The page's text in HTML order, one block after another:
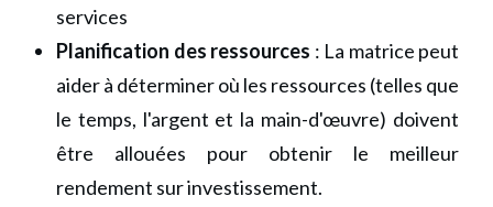
services
Planification des ressources : La matrice peut
aider à déterminer où les ressources (telles que
le temps, l'argent et la main-d'œuvre) doivent
être allouées pour obtenir le meilleur
rendement sur investissement.